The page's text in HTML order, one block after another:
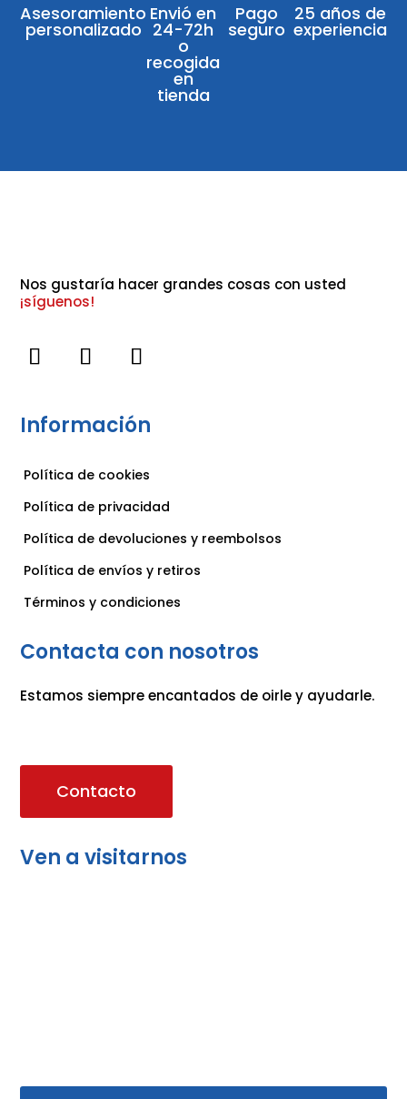
Asesoramiento
personalizado
Envió en
24-72h
o
recogida
en
tienda
Pago
seguro
25 años de
experiencia
Nos gustaría hacer grandes cosas con usted
¡síguenos!
Información
Política de cookies
Política de privacidad
Política de devoluciones y reembolsos
Política de envíos y retiros
Términos y condiciones
Contacta con nosotros
Estamos siempre encantados de oirle y ayudarle.
Contacto
Ven a visitarnos